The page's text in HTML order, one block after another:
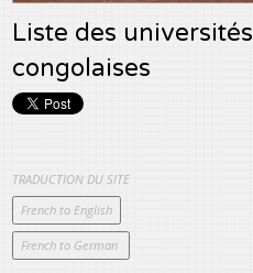
Liste des universités
congolaises
TRADUCTION DU SITE